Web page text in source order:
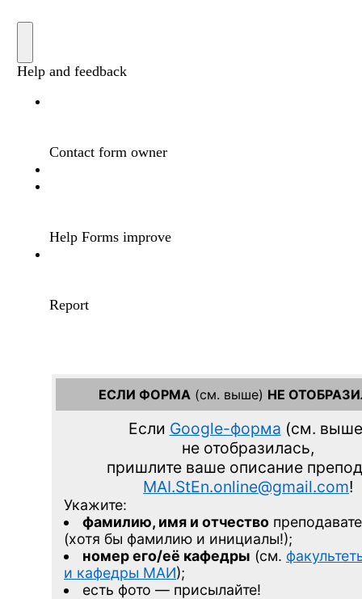
ЕСЛИ ФОРМА (см. выше) НЕ
Если Google-форма (см.
не отобразилась,
пришлите ваше описание
MAI.StEn.online@gmail.com!
Укажите:
фамилию, имя и отчество
(хотя бы фамилию и инициалы!);
номер его/её кафедры (см.
и кафедры МАИ);
есть фото — присылайте!